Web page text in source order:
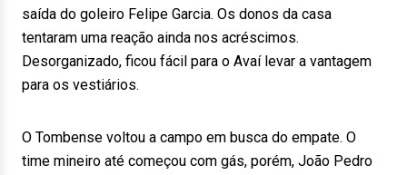
saída do goleiro Felipe Garcia. Os donos da casa
tentaram uma reação ainda nos acréscimos.
Desorganizado, ficou fácil para o Avaí levar a vantagem
para os vestiários.
O Tombense voltou a campo em busca do empate. O
time mineiro até começou com gás, porém, João Pedro